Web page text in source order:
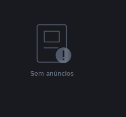
Sem anúncios